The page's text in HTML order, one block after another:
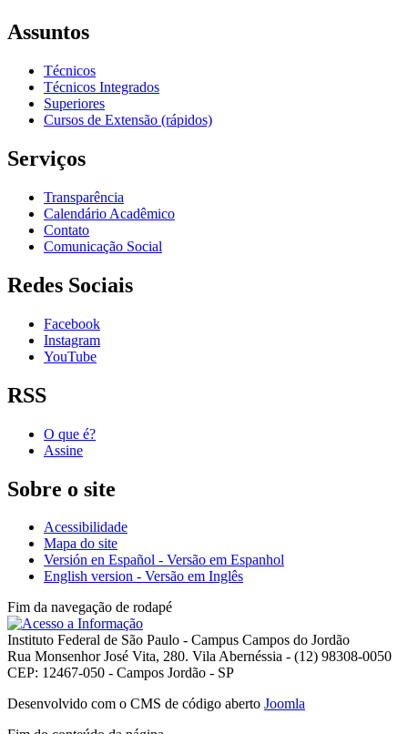
Assuntos
Técnicos
Técnicos Integrados
Superiores
Cursos de Extensão (rápidos)
Serviços
Transparência
Calendário Acadêmico
Contato
Comunicação Social
Redes Sociais
Facebook
Instagram
YouTube
RSS
O que é?
Assine
Sobre o site
Acessibilidade
Mapa do site
Versión en Español - Versão em Espanhol
English version - Versão em Inglês
Fim da navegação de rodapé
Instituto Federal de São Paulo - Campus Campos do Jordão
Rua Monsenhor José Vita, 280. Vila Abernéssia - (12) 98308-0050
CEP: 12467-050 - Campos Jordão - SP
Desenvolvido com o CMS de código aberto Joomla